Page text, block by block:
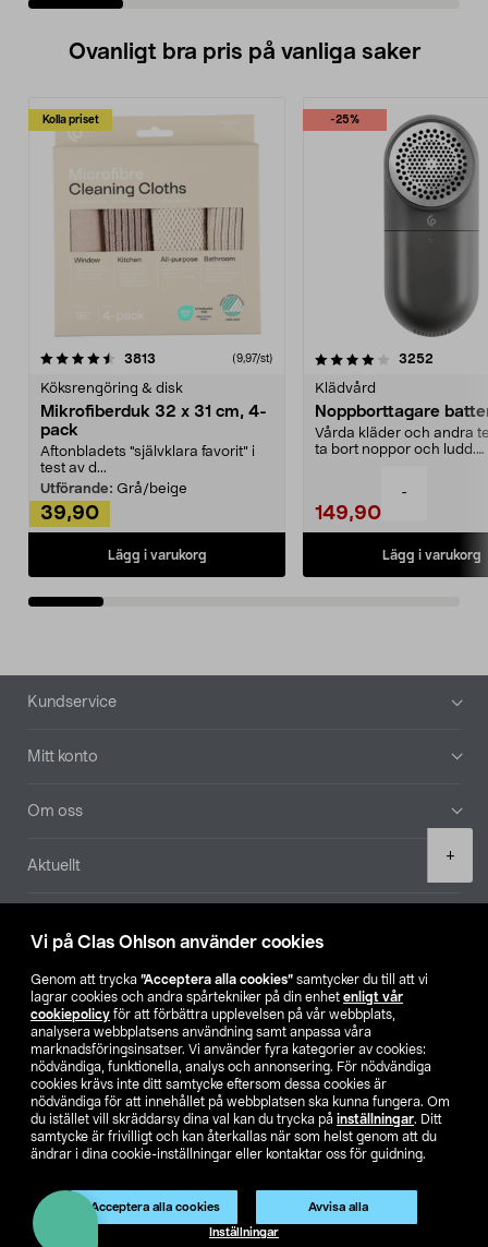
Vi på Clas Ohlson använder cookies
Genom att trycka ”Acceptera alla cookies” samtycker du till att vi
lagrar cookies och andra spårtekniker på din enhet enligt vår
cookiepolicy för att förbättra upplevelsen på vår webbplats,
analysera webbplatsens användning samt anpassa våra
marknadsföringsinsatser. Vi använder fyra kategorier av cookies:
nödvändiga, funktionella, analys och annonsering. För nödvändiga
cookies krävs inte ditt samtycke eftersom dessa cookies är
nödvändiga för att innehållet på webbplatsen ska kunna fungera. Om
du istället vill skräddarsy dina val kan du trycka på inställningar. Ditt
samtycke är frivilligt och kan återkallas när som helst genom att du
ändrar i dina cookie-inställningar eller kontaktar oss för guidning.
Acceptera alla cookies Avvisa alla
Inställningar
-
+
Ovanligt bra pris på vanliga saker
Kolla priset
3813 (9,97/st)
Köksrengöring & disk
Mikrofiberduk 32 x 31 cm, 4-
pack
Aftonbladets "självklara favorit” i
test av d...
Utförande: Grå/beige
39,90
Lägg i varukorg
-25%
4.0av 5 stjärnor 3252
Klädvård
Noppborttagare
Vårda kläder och andra
ta bort noppor och ludd.
149,90
Lägg i varukorg
4.5av 5 stjärnor
Sidfot
Kundservice
Mitt konto
Om oss
Aktuellt
Hitta butik
SE NO FI
Ändra till priser exklusive moms